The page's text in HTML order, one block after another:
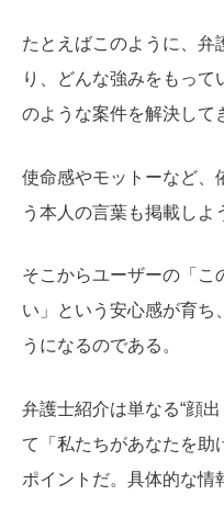
たとえばこのように、弁
り、どんな強みをもっ
のような案件を解決して
使命感やモットーなど、
う本人の言葉も掲載しよ
そこからユーザーの「こ
い」という安心感が育ち
うになるのである。
弁護士紹介は単なる“顔
て「私たちがあなたを助
ポイントだ。具体的な情